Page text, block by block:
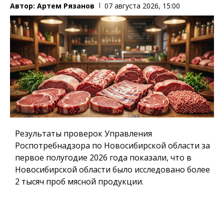
Автор: Артем Рязанов 07 августа 2026, 15:00
Результаты проверок Управления
Роспотребнадзора по Новосибирской области за
первое полугодие 2026 года показали, что в
Новосибирской области было исследовано более
2 тысяч проб мясной продукции.